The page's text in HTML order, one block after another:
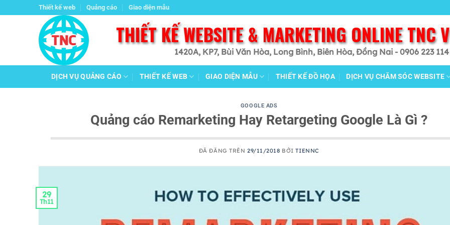
đến
Thiết kế web Quảng cáo Giao diện mẫu
THIẾT KẾ WEBSITE & MARKETING ONLINE TNC
1420A, KP7, Bùi Văn Hòa, Long Bình, Biên Hòa, Đồng Nai - 0906 223 114
DỊCH VỤ QUẢNG CÁO THIẾT KẾ WEB GIAO DIỆN MẪU THIẾT KẾ ĐỒ HỌA DỊCH VỤ CHĂM SÓC WEBSITE
GOOGLE ADS
Quảng cáo Remarketing Hay Retargeting Google Là Gì ?
ĐÃ ĐĂNG TRÊN 29/11/2018 BỞITIENNC
29
Th11